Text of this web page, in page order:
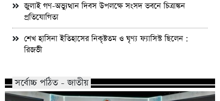
জুলাই গণ-অভ্যুত্থান দিবস উপলক্ষে সংসদ ভবনে চিত্রাঙ্কন
প্রতিযোগিতা
শেখ হাসিনা ইতিহাসের নিকৃষ্টতম ও ঘৃণ্য ফ্যাসিস্ট ছিলেন :
রিজভী
সর্বোচ্চ পঠিত - জাতীয়